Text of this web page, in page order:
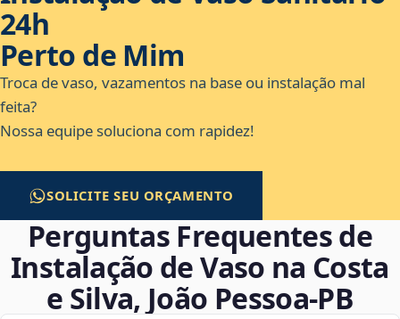
24h
Perto de Mim
Troca de vaso, vazamentos na base ou instalação mal
feita?
Nossa equipe soluciona com rapidez!
SOLICITE SEU ORÇAMENTO
Perguntas Frequentes de
Instalação de Vaso na Costa
e Silva, João Pessoa‑PB